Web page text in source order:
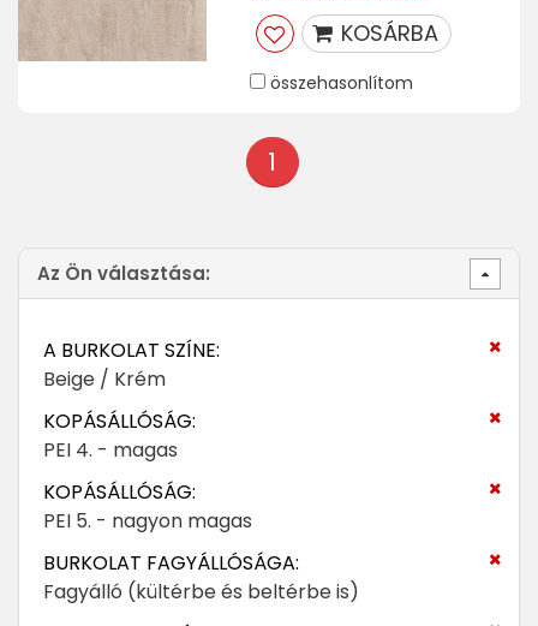
KOSÁRBA
összehasonlítom
1
Az Ön választása:
A BURKOLAT SZÍNE:
Beige / Krém
KOPÁSÁLLÓSÁG:
PEI 4. - magas
KOPÁSÁLLÓSÁG:
PEI 5. - nagyon magas
BURKOLAT FAGYÁLLÓSÁGA:
Fagyálló (kültérbe és beltérbe is)